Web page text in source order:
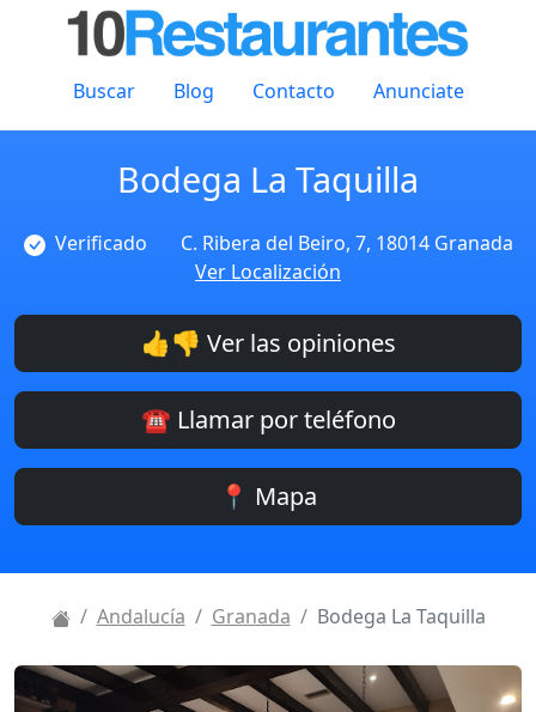
Buscar Blog Contacto Anunciate
Bodega La Taquilla
Verificado
C. Ribera del Beiro, 7, 18014 Granada
Ver Localización
👍👎 Ver las opiniones
☎️ Llamar por teléfono
📍 Mapa
Andalucía Granada Bodega La Taquilla